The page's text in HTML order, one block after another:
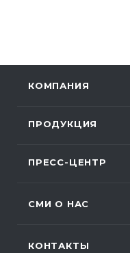
КОМПАНИЯ
ПРОДУКЦИЯ
ПРЕСС-ЦЕНТР
СМИ О НАС
КОНТАКТЫ